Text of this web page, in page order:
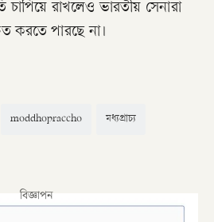
রাখলেও ভারতীয় সেনারা
করতে পারছে না।
moddhopraccho মধ্যপ্রাচ্য
বিজ্ঞাপন